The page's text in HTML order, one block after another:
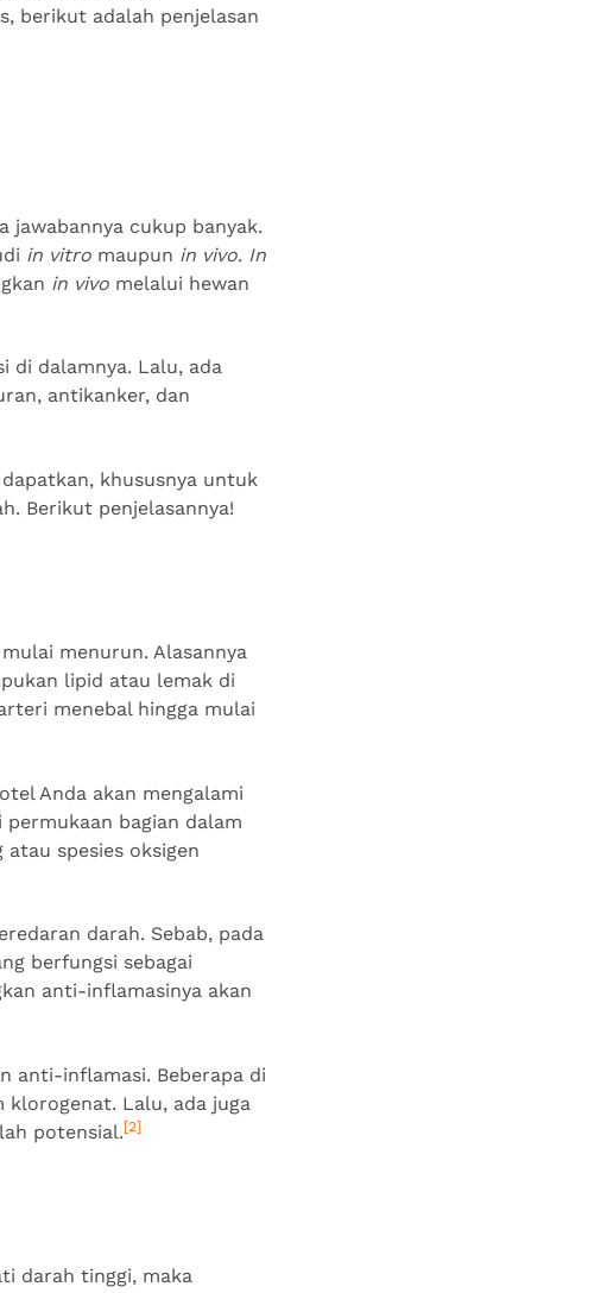
berikut adalah penjelasan
jawabannya cukup banyak.
in vitro maupun in vivo. In
in vivo melalui hewan
di dalamnya. Lalu, ada
antikanker, dan
khususnya untuk
Berikut penjelasannya!
menurun. Alasannya
lipid atau lemak di
menebal hingga mulai
Anda akan mengalami
bagian dalam
spesies oksigen
darah. Sebab, pada
berfungsi sebagai
anti-inflamasinya akan
anti-inflamasi. Beberapa di
klorogenat. Lalu, ada juga
potensial.[2]
darah tinggi, maka